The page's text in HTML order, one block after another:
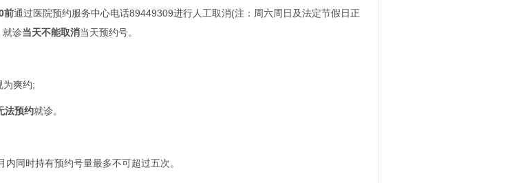
前通过医院预约服务中心电话89449309进行人工取消(注：周六周日及法定节假日正
就诊当天不能取消当天预约号。
爽约;
法预约就诊。
同时持有预约号量最多不可超过五次。